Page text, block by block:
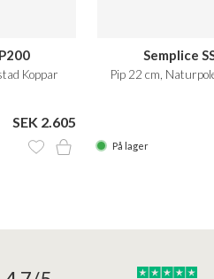
Koppar
SEK 2.605
Semplice
Pip 22 cm,
På lager
30/03/2025